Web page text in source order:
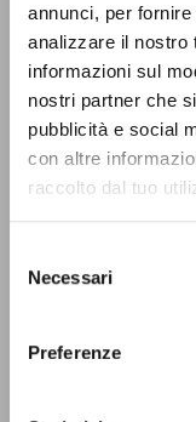
annunci, per
analizzare il nostro
informazioni sul
nostri partner che
pubblicità e social
con altre
raccolto dal tuo
delNecessari
Preferenze
Giussani Carmen
Giussani LuigiAutor
Ediciones Encuentro
Páginas: 326